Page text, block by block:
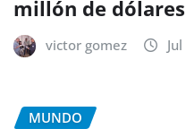
millón de
victor gomez
MUNDO